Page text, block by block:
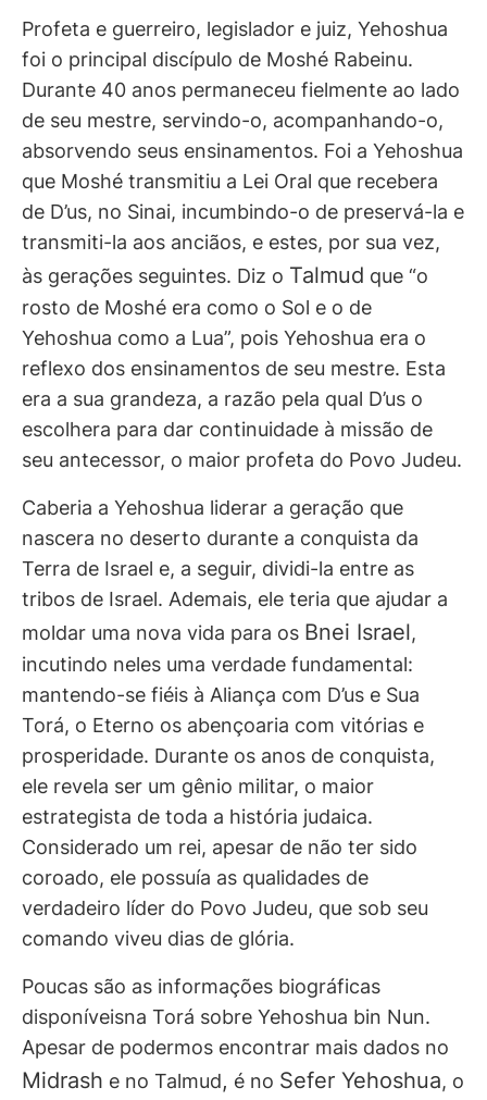
Profeta e guerreiro, legislador e juiz, Yehoshua
foi o principal discípulo de Moshé Rabeinu.
Durante 40 anos permaneceu fielmente ao lado
de seu mestre, servindo-o, acompanhando-o,
absorvendo seus ensinamentos. Foi a Yehoshua
que Moshé transmitiu a Lei Oral que recebera
de D’us, no Sinai, incumbindo-o de preservá-la e
transmiti-la aos anciãos, e estes, por sua vez,
às gerações seguintes. Diz o Talmud que “o
rosto de Moshé era como o Sol e o de
Yehoshua como a Lua”, pois Yehoshua era o
reflexo dos ensinamentos de seu mestre. Esta
era a sua grandeza, a razão pela qual D’us o
escolhera para dar continuidade à missão de
seu antecessor, o maior profeta do Povo Judeu.
Caberia a Yehoshua liderar a geração que
nascera no deserto durante a conquista da
Terra de Israel e, a seguir, dividi-la entre as
tribos de Israel. Ademais, ele teria que ajudar a
moldar uma nova vida para os Bnei Israel,
incutindo neles uma verdade fundamental:
mantendo-se fiéis à Aliança com D’us e Sua
Torá, o Eterno os abençoaria com vitórias e
prosperidade. Durante os anos de conquista,
ele revela ser um gênio militar, o maior
estrategista de toda a história judaica.
Considerado um rei, apesar de não ter sido
coroado, ele possuía as qualidades de
verdadeiro líder do Povo Judeu, que sob seu
comando viveu dias de glória.
Poucas são as informações biográficas
disponíveisna Torá sobre Yehoshua bin Nun.
Apesar de podermos encontrar mais dados no
Midrash e no Talmud, é no Sefer Yehoshua, o